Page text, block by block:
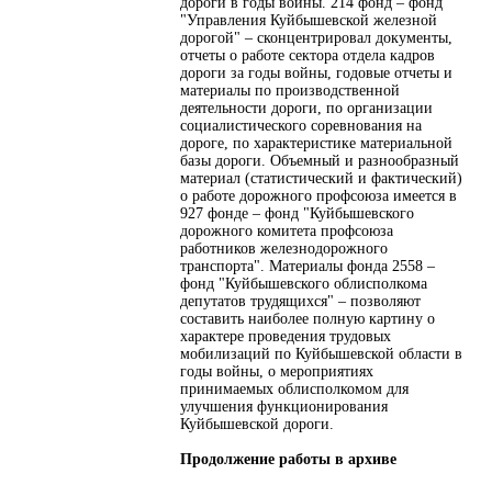
"Управления Куйбышевской железной
дорогой" – сконцентрировал документы,
отчеты о работе сектора отдела кадров
дороги за годы войны, годовые отчеты и
материалы по производственной
деятельности дороги, по организации
социалистического соревнования на
дороге, по характеристике материальной
базы дороги. Объемный и разнообразный
материал (статистический и фактический)
о работе дорожного профсоюза имеется в
927 фонде – фонд "Куйбышевского
дорожного комитета профсоюза
работников железнодорожного
транспорта". Материалы фонда 2558 –
фонд "Куйбышевского облисполкома
депутатов трудящихся" – позволяют
составить наиболее полную картину о
характере проведения трудовых
мобилизаций по Куйбышевской области в
годы войны, о мероприятиях
принимаемых облисполкомом для
улучшения функционирования
Куйбышевской дороги.
Продолжение работы в архиве